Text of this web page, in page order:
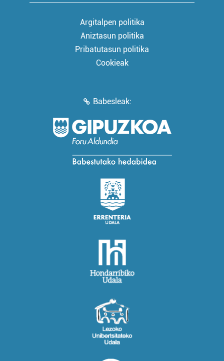
Argitalpen politika
Aniztasun politika
Pribatutasun politika
Cookieak
Babesleak: